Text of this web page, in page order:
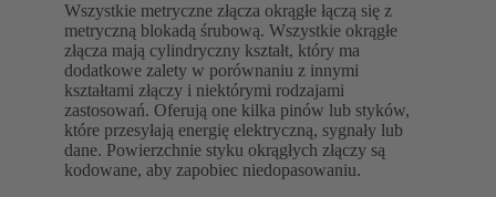
Wszystkie metryczne złącza okrągłe łączą się z
metryczną blokadą śrubową. Wszystkie okrągłe
złącza mają cylindryczny kształt, który ma
dodatkowe zalety w porównaniu z innymi
kształtami złączy i niektórymi rodzajami
zastosowań. Oferują one kilka pinów lub styków,
które przesyłają energię elektryczną, sygnały lub
dane. Powierzchnie styku okrągłych złączy są
kodowane, aby zapobiec niedopasowaniu.